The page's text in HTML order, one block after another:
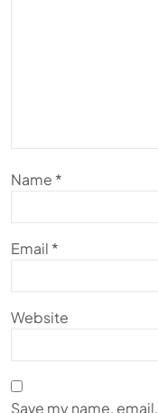
Name *
Email *
Website
Save my name,